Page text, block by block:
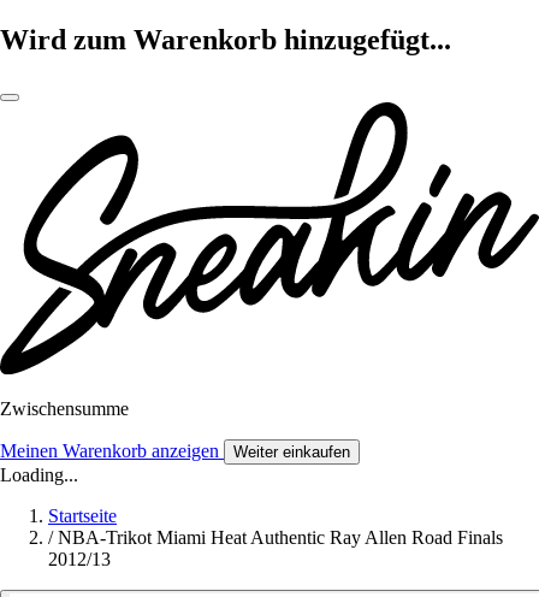
Wird zum Warenkorb hinzugefügt...
Zwischensumme
Meinen Warenkorb anzeigen Weiter einkaufen
Loading...
Startseite
/ NBA-Trikot Miami Heat Authentic Ray Allen Road Finals
2012/13